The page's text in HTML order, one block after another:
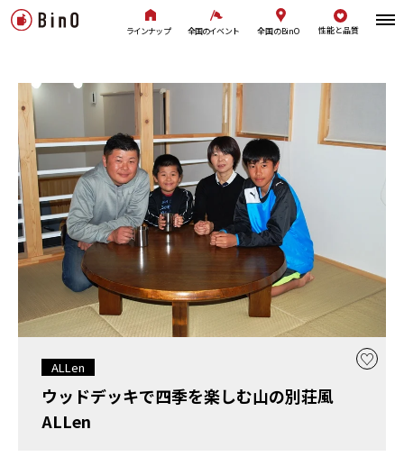
ラインナップ 全国のイベント 全国のBinO 性能と品質
ALLen
ウッドデッキで四季を楽しむ山の別荘風
ALLen